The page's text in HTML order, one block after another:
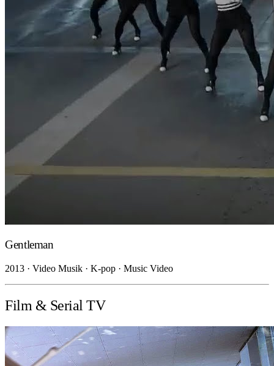
Gentleman
2013 · Video Musik · K-pop · Music Video
Film & Serial TV